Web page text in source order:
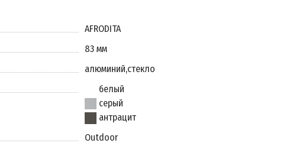
AFRODITA
83 мм
алюминий,стекло
белый
серый
антрацит
Outdoor